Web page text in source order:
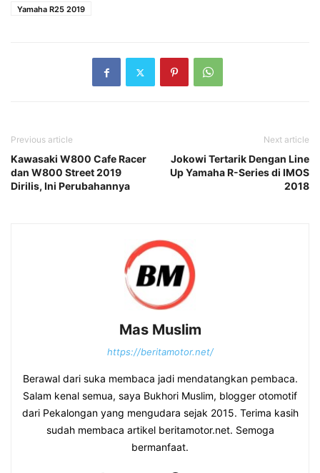
Yamaha R25 2019
Previous article
Kawasaki W800 Cafe Racer
dan W800 Street 2019
Dirilis, Ini Perubahannya
Next article
Jokowi Tertarik Dengan Line
Up Yamaha R-Series di IMOS
2018
Mas Muslim
https://beritamotor.net/
Berawal dari suka membaca jadi mendatangkan pembaca.
Salam kenal semua, saya Bukhori Muslim, blogger otomotif
dari Pekalongan yang mengudara sejak 2015. Terima kasih
sudah membaca artikel beritamotor.net. Semoga
bermanfaat.